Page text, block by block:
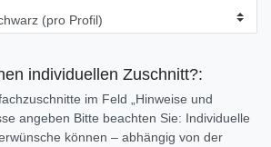
individuellen Zuschnitt?:
im Feld „Hinweise und
angeben Bitte beachten Sie: Individuelle
können – abhängig von der